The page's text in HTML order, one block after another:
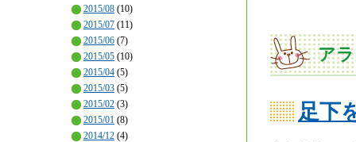
2015/08 (10)
2015/07 (11)
2015/06 (7)
2015/05 (10)
2015/04 (5)
2015/03 (5)
2015/02 (3)
2015/01 (8)
2014/12 (4)
ア
足下